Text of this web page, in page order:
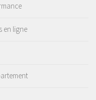
en ligne